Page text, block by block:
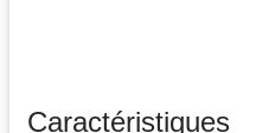
Caractéristiques